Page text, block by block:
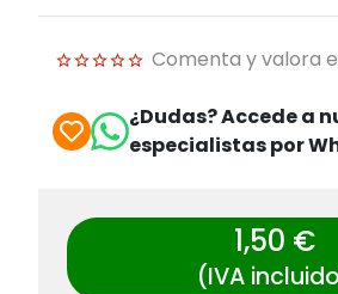
Comenta y valora
¿Dudas? Accede a
especialistas por
1,50 €
(IVA